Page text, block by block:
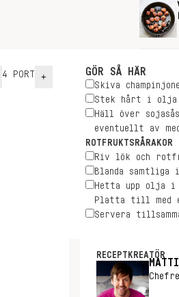
4 PORT + GÖR SÅ HÄR
Skiva
Stek hårt i
Häll över
eventuellt av
ROTFRUKTSRÅRAKOR
Riv lök och
Blanda samtliga
Hetta upp olja i
Platta till med
Servera
RECEPTKREATÖR